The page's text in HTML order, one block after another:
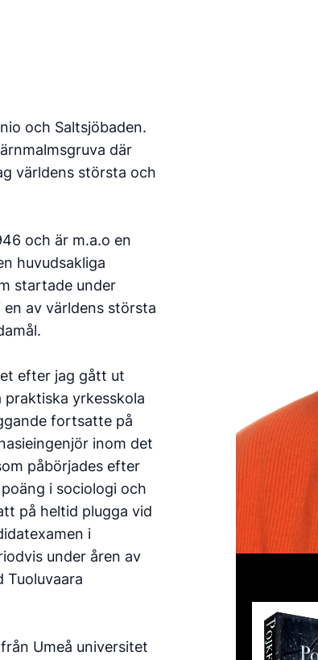
och Saltsjöbaden.
där
världens största och
och är m.a.o en
huvudsakliga
startade under
av världens största
efter jag gått ut
yrkesskola
fortsatte på
inom det
påbörjades efter
i sociologi och
på heltid plugga vid
i
under åren av
Tuoluvaara
Umeå universitet